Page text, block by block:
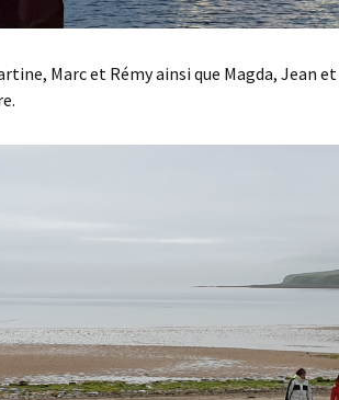
Marc et Rémy ainsi que Magda, Jean